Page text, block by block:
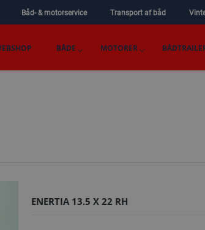
Båd- & motorservice Transport af båd
BÅDE MOTORER
ENERTIA 13.5 X 22 RH